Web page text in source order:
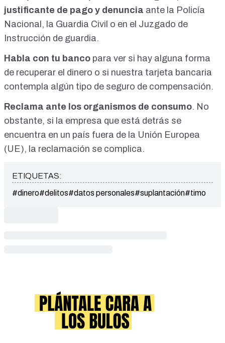
justificante de pago y denuncia ante la Policía
Nacional, la Guardia Civil o en el Juzgado de
Instrucción de guardia.
Habla con tu banco para ver si hay alguna forma
de recuperar el dinero o si nuestra tarjeta bancaria
contempla algún tipo de seguro de compensación.
Reclama ante los organismos de consumo. No
obstante, si la empresa que está detrás se
encuentra en un país fuera de la Unión Europea
(UE), la reclamación se complica.
ETIQUETAS:
#dinero#delitos#datos personales#suplantación#timo